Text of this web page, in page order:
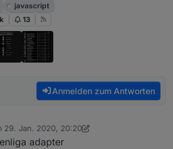
javascript
13
Anmelden zum Antworten
29. Jan. 2020, 20:20
von liv-in-sky7. Feb. 2020, 16:55
adapter